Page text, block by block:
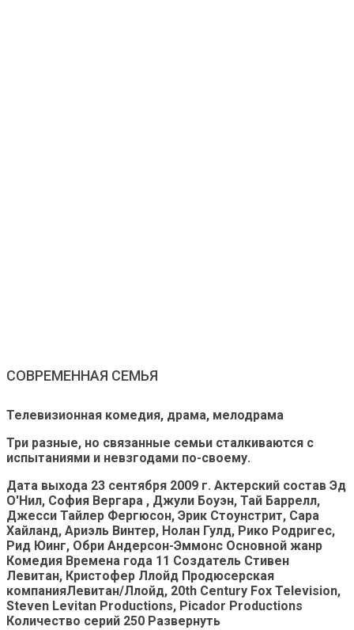
СОВРЕМЕННАЯ СЕМЬЯ
Телевизионная комедия, драма, мелодрама
Три разные, но связанные семьи сталкиваются с
испытаниями и невзгодами по-своему.
Дата выхода 23 сентября 2009 г. Актерский состав Эд
О'Нил, София Вергара , Джули Боуэн, Тай Баррелл,
Джесси Тайлер Фергюсон, Эрик Стоунстрит, Сара
Хайланд, Ариэль Винтер, Нолан Гулд, Рико Родригес,
Рид Юинг, Обри Андерсон-Эммонс Основной жанр
Комедия Времена года 11 Создатель Стивен
Левитан, Кристофер Ллойд Продюсерская
компанияЛевитан/Ллойд, 20th Century Fox Television,
Steven Levitan Productions, Picador Productions
Количество серий 250 Развернуть